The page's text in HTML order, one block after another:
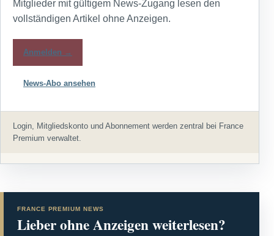
Mitglieder mit gültigem News-Zugang lesen den
vollständigen Artikel ohne Anzeigen.
Anmelden →
News-Abo ansehen
Login, Mitgliedskonto und Abonnement werden zentral bei France
Premium verwaltet.
FRANCE PREMIUM NEWS
Lieber ohne Anzeigen weiterlesen?